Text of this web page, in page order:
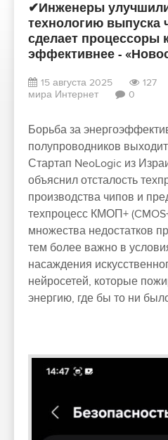
✔Инженеры
технологию
сделает процессоры
эффективнее -
15 августа 2025 127
мира Интернет
0
Борьба за
полупроводников
Стартап NeoLogic из
объяснил отсталость
производства чипов и
техпроцесс КМОП+
множества недостатков
тем более важно в
насаждения
нейросетей, которые
энергию, где бы то ни